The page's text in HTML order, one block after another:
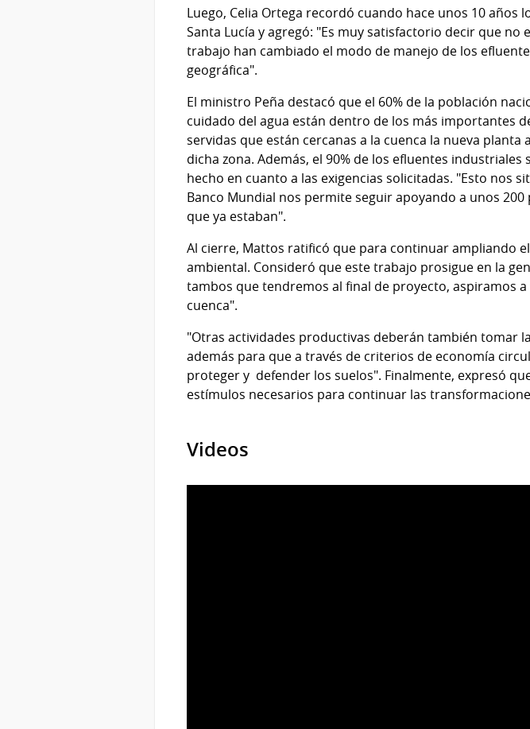
Luego, Celia Ortega recordó cuando hace unos 10
Santa Lucía y agregó: "Es muy satisfactorio decir que
trabajo han cambiado el modo de manejo de los
geográfica".
El ministro Peña destacó que el 60% de la población
cuidado del agua están dentro de los más importantes
servidas que están cercanas a la cuenca la nueva
dicha zona. Además, el 90% de los efluentes
hecho en cuanto a las exigencias solicitadas. "Esto nos
Banco Mundial nos permite seguir apoyando a unos
que ya estaban".
Al cierre, Mattos ratificó que para continuar ampliando
ambiental. Consideró que este trabajo prosigue en la
tambos que tendremos al final de proyecto, aspiramos
cuenca".
"Otras actividades productivas deberán también tomar
además para que a través de criterios de economía
proteger y defender los suelos". Finalmente, expresó
estímulos necesarios para continuar las
Videos